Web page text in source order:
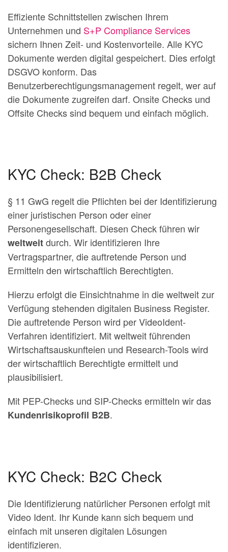
Effiziente Schnittstellen zwischen Ihrem
Unternehmen und S+P Compliance Services
sichern Ihnen Zeit- und Kostenvorteile. Alle KYC
Dokumente werden digital gespeichert. Dies erfolgt
DSGVO konform. Das
Benutzerberechtigungsmanagement regelt, wer auf
die Dokumente zugreifen darf. Onsite Checks und
Offsite Checks sind bequem und einfach möglich.
KYC Check: B2B Check
§ 11 GwG regelt die Pflichten bei der Identifizierung
einer juristischen Person oder einer
Personengesellschaft. Diesen Check führen wir
weltweitdurch. Wir identifizieren Ihre
Vertragspartner, die auftretende Person und
Ermitteln den wirtschaftlich Berechtigten.
Hierzu erfolgt die Einsichtnahme in die weltweit zur
Verfügung stehenden digitalen Business Register.
Die auftretende Person wird per VideoIdent-
Verfahren identifiziert. Mit weltweit führenden
Wirtschaftsauskunfteien und Research-Tools wird
der wirtschaftlich Berechtigte ermittelt und
plausibilisiert.
Mit PEP-Checks und SIP-Checks ermitteln wir das
Kundenrisikoprofil B2B.
KYC Check: B2C Check
Die Identifizierung natürlicher Personen erfolgt mit
Video Ident. Ihr Kunde kann sich bequem und
einfach mit unseren digitalen Lösungen
identifizieren.